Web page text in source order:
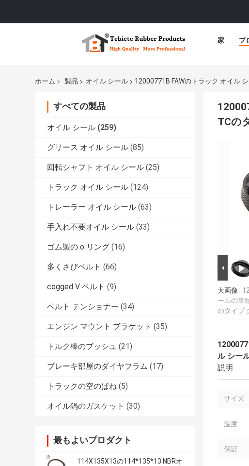
家 プ
ホーム 製品 オイル シール 12000771B FAWのトラック オイル
すべての製品
オイル シール (259)
グリース オイル シール (85)
回転シャフト オイル シール (25)
トラック オイル シール (124)
トレーラー オイル シール (63)
手入れ不要オイル シール (33)
ゴム製の o リング (16)
多くさびベルト (66)
cogged V ベルト (9)
ベルト テンショナー (34)
エンジン マウント ブラケット (35)
トルク棒のブッシュ (21)
ブレーキ部屋のダイヤフラム (17)
トラックの空のばね (5)
オイル鍋のガスケット (30)
最もよいプロダクト
114X135X13の114*135*13 NBRオ
TCの
大画像 :
ールの車
のタイプ
ル シー
説明
サイズ:
温度:
保証: